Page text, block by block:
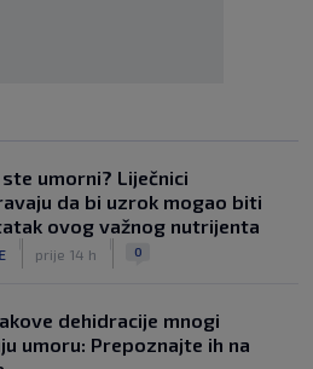
umorni? Liječnici
da bi uzrok mogao biti
ovog važnog nutrijenta
prije 14 h 0
dehidracije mnogi
umoru: Prepoznajte ih na